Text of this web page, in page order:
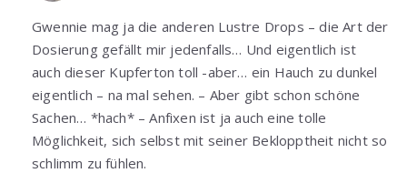
Gwennie mag ja die anderen Lustre Drops – die Art der
Dosierung gefällt mir jedenfalls… Und eigentlich ist
auch dieser Kupferton toll -aber… ein Hauch zu dunkel
eigentlich – na mal sehen. – Aber gibt schon schöne
Sachen… *hach* – Anfixen ist ja auch eine tolle
Möglichkeit, sich selbst mit seiner Beklopptheit nicht so
schlimm zu fühlen.